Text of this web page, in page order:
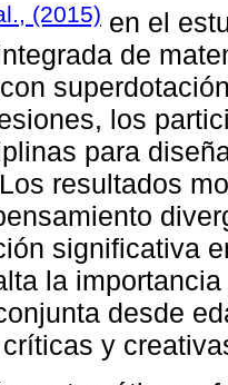
(2015) en el
de
los
para
resultados
significativa
la
desde
y